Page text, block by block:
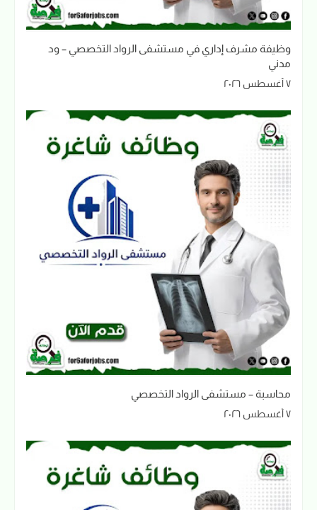
وظيفة مشرف إداري في مستشفى الرواد التخصصي – ود
مدني
٧ أغسطس ٢٠٢٦
محاسبة – مستشفى الرواد التخصصي
٧ أغسطس ٢٠٢٦